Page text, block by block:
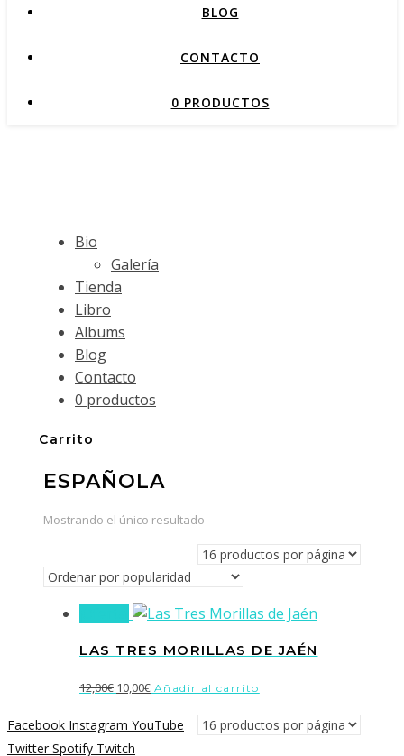
BLOG
CONTACTO
0 PRODUCTOS
Bio
Galería
Tienda
Libro
Albums
Blog
Contacto
0 productos
Carrito
ESPAÑOLA
Mostrando el único resultado
LAS TRES MORILLAS DE JAÉN
12,00€ El
original
10,00€El
actual
Añadir al carrito
Facebook Instagram YouTube
Twitter Spotify Twitch